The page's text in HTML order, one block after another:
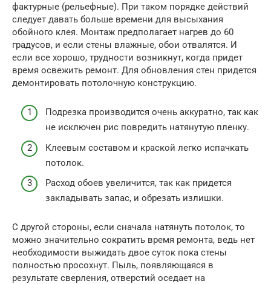
фактурные (рельефные). При таком порядке действий
следует давать больше времени для высыхания
обойного клея. Монтаж предполагает нагрев до 60
градусов, и если стены влажные, обои отвалятся. И
если все хорошо, трудности возникнут, когда придет
время освежить ремонт. Для обновления стен придется
демонтировать потолочную конструкцию.
Подрезка производится очень аккуратно, так как
не исключен рис повредить натянутую пленку.
Клеевым составом и краской легко испачкать
потолок.
Расход обоев увеличится, так как придется
закладывать запас, и обрезать излишки.
С другой стороны, если сначала натянуть потолок, то
можно значительно сократить время ремонта, ведь нет
необходимости выжидать двое суток пока стены
полностью просохнут. Пыль, появляющаяся в
результате сверления, отверстий оседает на